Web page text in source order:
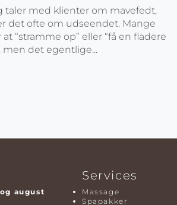
taler med klienter om mavefedt,
det ofte om udseendet. Mange
“stramme op” eller “få en fladere
men det egentlige...
august
Services
Massage
Spapakker